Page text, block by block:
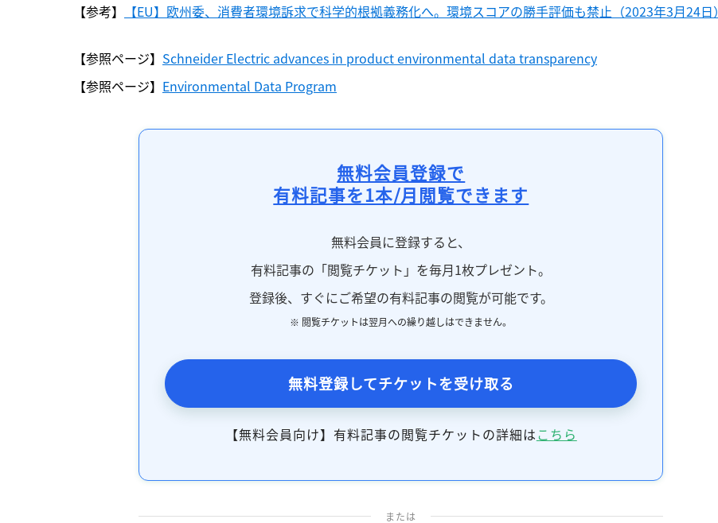
【参考】
【EU】欧州委、消費者環境訴求で科学的根拠義務化へ。環境スコアの勝手評価も禁止（2023年3月24日）
【参照ページ】 Schneider Electric advances in product environmental data transparency
【参照ページ】 Environmental Data Program
無料会員登録で
有料記事を1本/月閲覧できます
無料会員に登録すると、
有料記事の「閲覧チケット」を毎月1枚プレゼント。
登録後、すぐにご希望の有料記事の閲覧が可能です。
※ 閲覧チケットは翌月への繰り越しはできません。
無料登録してチケットを受け取る
【無料会員向け】有料記事の閲覧チケットの詳細はこちら
または